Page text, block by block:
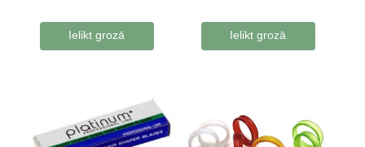
Ielikt grozā Ielikt grozā